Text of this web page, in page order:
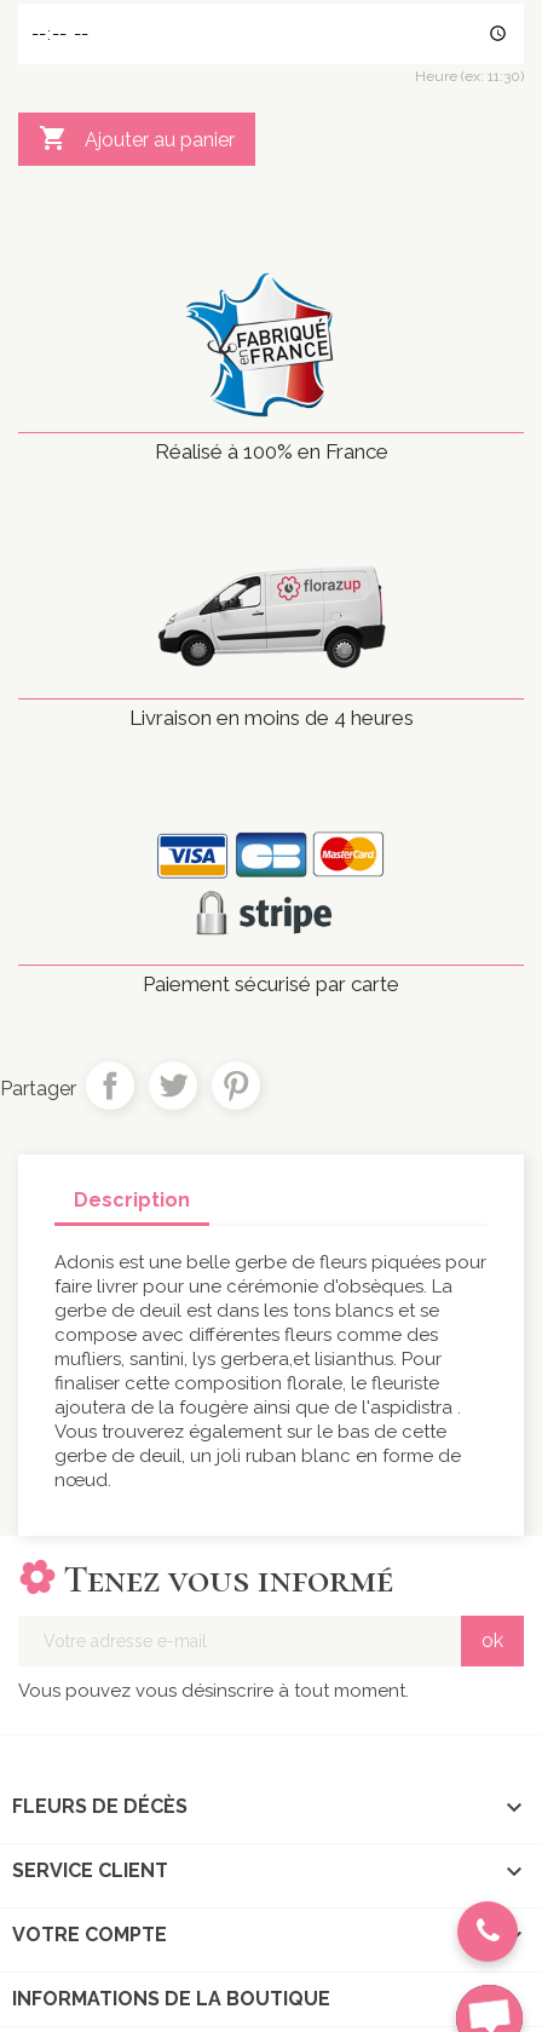
Heure (ex: 11:30)
 Ajouter au panier
Réalisé à 100% en France
Livraison en moins de 4 heures
Paiement sécurisé par carte
Partager
Description
Adonis est une belle gerbe de fleurs piquées pour
faire livrer pour une cérémonie d'obsèques. La
gerbe de deuil est dans les tons blancs et se
compose avec différentes fleurs comme des
mufliers, santini, lys gerbera,et lisianthus. Pour
finaliser cette composition florale, le fleuriste
ajoutera de la fougère ainsi que de l'aspidistra .
Vous trouverez également sur le bas de cette
gerbe de deuil, un joli ruban blanc en forme de
nœud.
Tenez vous informé
Vous pouvez vous désinscrire à tout moment.
FLEURS DE DÉCÈS 
SERVICE CLIENT 
VOTRE COMPTE 
INFORMATIONS DE LA BOUTIQUE